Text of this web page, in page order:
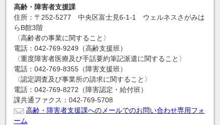
高齢・障害者支援課
住所：〒252-5277 中央区富士見6-1-1 ウェルネスさがみは
らB館3階
〈高齢者の事業に関すること〉
電話：042-769-9249（高齢支援班）
〈重度障害者医療及び手話要約筆記派遣に関すること〉
電話：042-769-8355（障害支援班）
〈認定調査及び事業所の請求に関すること〉
電話：042-769-8272（障害認定・給付班）
課共通ファクス：042-769-5708
高齢・障害者支援課へのメールでのお問い合わせ専用フォ
ーム